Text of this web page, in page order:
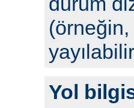
(örneğin,
Yol